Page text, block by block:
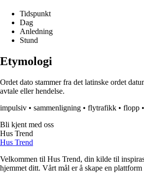
Tidspunkt
Dag
Anledning
Stund
Etymologi
Ordet dato stammer fra det latinske ordet
avtale eller hendelse.
impulsiv • sammenligning • flytrafikk • flopp •
Bli kjent med oss
Hus Trend
Hus Trend
Velkommen til Hus Trend, din kilde til
hjemmet ditt. Vårt mål er å skape en